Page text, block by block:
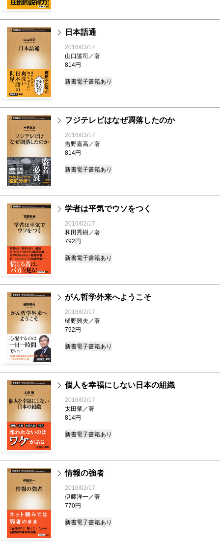
日本語通
2016/03/17
山口謠司／著
814円
新書電子書籍あり
フジテレビはなぜ凋落したのか
2016/03/17
吉野嘉高／著
814円
新書電子書籍あり
学者は平気でウソをつく
2016/02/17
和田秀樹／著
792円
新書電子書籍あり
がん哲学外来へようこそ
2016/02/17
樋野興夫／著
792円
新書電子書籍あり
個人を幸福にしない日本の組織
2016/02/17
太田肇／著
814円
新書電子書籍あり
情報の強者
2016/02/17
伊藤洋一／著
770円
新書電子書籍あり